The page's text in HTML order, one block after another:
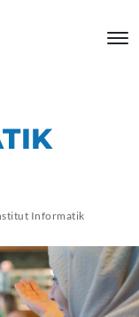
Informatik